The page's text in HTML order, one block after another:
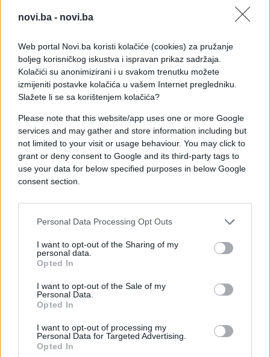
novi.ba - novi.ba
Web portal Novi.ba koristi kolačiće (cookies) za pružanje
boljeg korisničkog iskustva i ispravan prikaz sadržaja.
Kolačići su anonimizirani i u svakom trenutku možete
izmijeniti postavke kolačića u vašem Internet pregledniku.
Slažete li se sa korištenjem kolačića?
Please note that this website/app uses one or more Google
services and may gather and store information including but
not limited to your visit or usage behaviour. You may click to
grant or deny consent to Google and its third-party tags to
use your data for below specified purposes in below Google
consent section.
Personal Data Processing Opt Outs
I want to opt-out of the Sharing of my
personal data.
Opted In
I want to opt-out of the Sale of my
Personal Data.
Opted In
I want to opt-out of processing my
Personal Data for Targeted Advertising.
Opted In
Tvrdnje da paradajz direktno izaziva bolove u
zglobovima zbog solanina nisu čvrsto naučno
potvrđene. Kod manjeg broja ljudi iz porodice
pomoćnica — poput paradajza, krompira ili
patlidžana — može postojati individualna
osjetljivost, ali nema jasnih dokaza da paradajz
generalno uzrokuje artritis ili upale zglobova.
Promjena boje kože
može dovesti do blage promjene boje kože, ali to je
veoma rijetko i uglavnom bezopasno stanje. Mnogo
češće se ovakve promjene povezuju s pretjeranim
unosom mrkve ili beta-karotena.
Važno je umjereno i individualno pristupiti ishrani
namirnica. Bogat je vitaminom C, kalijem i
antioksidansima koji mogu imati pozitivan učinak